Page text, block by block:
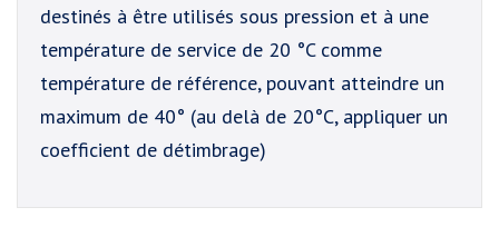
destinés à être utilisés sous pression et à une
température de service de 20 °C comme
température de référence, pouvant atteindre un
maximum de 40° (au delà de 20°C, appliquer un
coefficient de détimbrage)